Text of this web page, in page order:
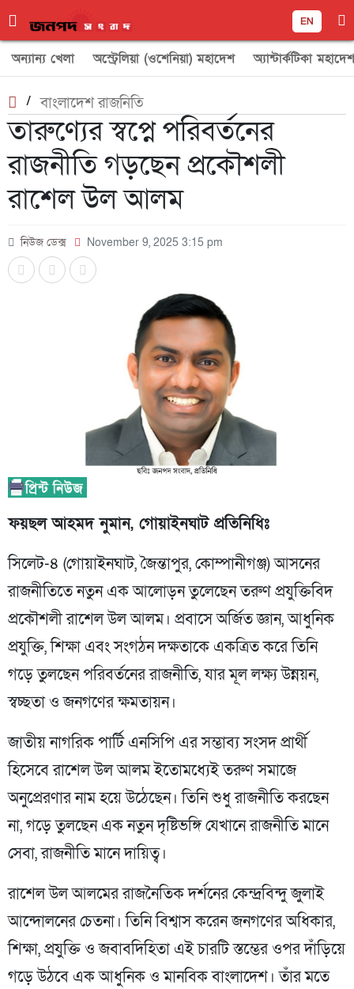
EN
অন্যান্য খেলা অস্ট্রেলিয়া (ওশেনিয়া) মহাদেশ অ্যান্টার্কটিকা মহাদেশ
/বাংলাদেশ রাজনিতি
তারুণ্যের স্বপ্নে পরিবর্তনের
রাজনীতি গড়ছেন প্রকৌশলী
রাশেল উল আলম
নিউজ ডেক্স November 9, 2025 3:15 pm
ফয়ছল আহমদ নুমান, গোয়াইনঘাটপ্রতিনিধিঃ
সিলেট-৪ (গোয়াইনঘাট, জৈন্তাপুর, কোম্পানীগঞ্জ) আসনের
রাজনীতিতে নতুন এক আলোড়ন তুলেছেন তরুণ প্রযুক্তিবিদ
প্রকৌশলী রাশেল উল আলম। প্রবাসে অর্জিত জ্ঞান, আধুনিক
প্রযুক্তি, শিক্ষা এবং সংগঠন দক্ষতাকে একত্রিত করে তিনি
গড়ে তুলছেন পরিবর্তনের রাজনীতি, যার মূল লক্ষ্য উন্নয়ন,
স্বচ্ছতা ও জনগণের ক্ষমতায়ন।
জাতীয় নাগরিক পার্টি এনসিপি এর সম্ভাব্য সংসদ প্রার্থী
হিসেবে রাশেল উল আলম ইতোমধ্যেই তরুণ সমাজে
অনুপ্রেরণার নাম হয়ে উঠেছেন। তিনি শুধু রাজনীতি করছেন
না, গড়ে তুলছেন এক নতুন দৃষ্টিভঙ্গি যেখানে রাজনীতি মানে
সেবা, রাজনীতি মানে দায়িত্ব।
রাশেল উল আলমের রাজনৈতিক দর্শনের কেন্দ্রবিন্দু জুলাই
আন্দোলনের চেতনা। তিনি বিশ্বাস করেন জনগণের অধিকার,
শিক্ষা, প্রযুক্তি ও জবাবদিহিতা এই চারটি স্তম্ভের ওপর দাঁড়িয়ে
গড়ে উঠবে এক আধুনিক ও মানবিক বাংলাদেশ। তাঁর মতে